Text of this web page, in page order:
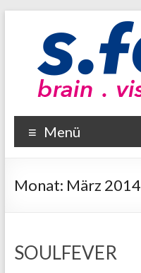
wechseln
sform
brain
vision
Menü
Monat: März 2014
SOULFEVER